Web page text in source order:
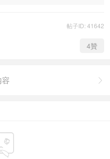
帖子ID: 41642
4贊

容